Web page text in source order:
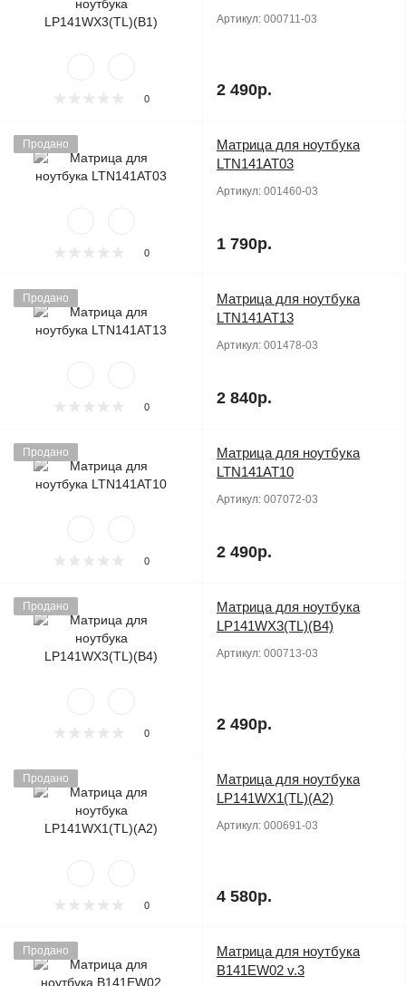
0
Артикул: 000711-03
2 490р.
Продано
0
Матрица для ноутбука
LTN141AT03
Артикул: 001460-03
1 790р.
Продано
0
Матрица для ноутбука
LTN141AT13
Артикул: 001478-03
2 840р.
Продано
0
Матрица для ноутбука
LTN141AT10
Артикул: 007072-03
2 490р.
Продано
0
Матрица для ноутбука
LP141WX3(TL)(B4)
Артикул: 000713-03
2 490р.
Продано
0
Матрица для ноутбука
LP141WX1(TL)(A2)
Артикул: 000691-03
4 580р.
Продано
Матрица для ноутбука
B141EW02 v.3